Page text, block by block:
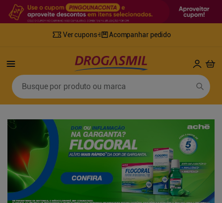
Ver cupons Acompanhar pedido
Busque por produto ou marca
Termos mais buscados
retinol
fralda geriatrica
5º mounjaro
8º
tylenol
9º
fralda xg
shampoo